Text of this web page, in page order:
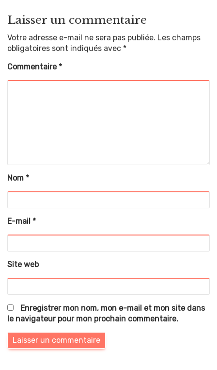
Laisser un commentaire
Votre adresse e-mail ne sera pas publiée. Les champs
obligatoires sont indiqués avec *
Commentaire *
Nom *
E-mail *
Site web
Enregistrer mon nom, mon e-mail et mon site dans
le navigateur pour mon prochain commentaire.